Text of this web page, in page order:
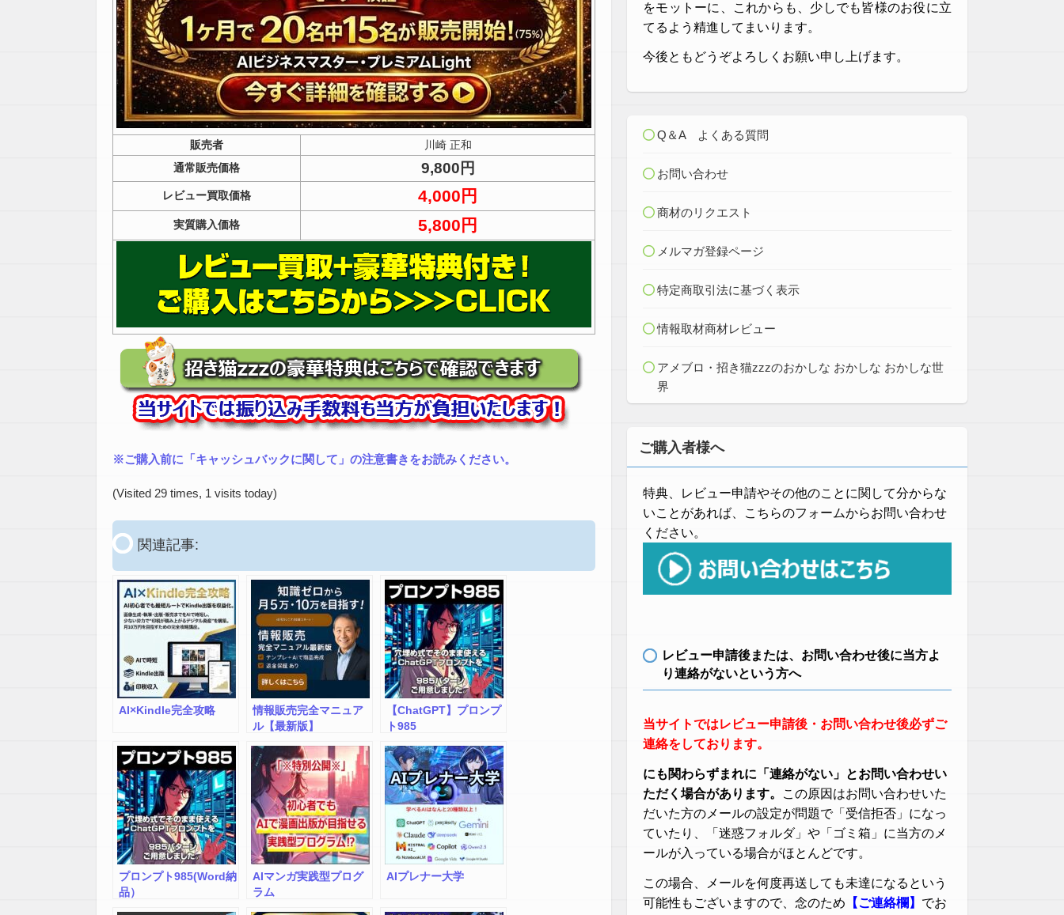
販売者
川崎 正和
通常販売価格
9,800円
レビュー買取価格 4,000円
実質購入価格 5,800円
※ご購入前に「キャッシュバックに関して」の注意書きをお読みください。
(Visited 29 times, 1 visits today)
関連記事:
AI×Kindle完全攻略
情報販売完全マニュア
ル【最新版】
【ChatGPT】プロンプ
ト985
プロンプト985(Word納
品）
AIマンガ実践型プログ
ラム
AIプレナー大学
をモットーに、これからも、少しでも皆様のお役に立
てるよう精進してまいります。
今後ともどうぞよろしくお願い申し上げます。
Q＆A よくある質問
お問い合わせ
商材のリクエスト
メルマガ登録ページ
特定商取引法に基づく表示
情報取材商材レビュー
アメブロ・招き猫zzzのおかしな おかしな おかしな世
界
ご購入者様へ
特典、レビュー申請やその他のことに関して分からな
いことがあれば、こちらのフォームからお問い合わせ
ください。
レビュー申請後または、お問い合わせ後に当方よ
り連絡がないという方へ
当サイトではレビュー申請後・お問い合わせ後必ずご
連絡をしております。
にも関わらずまれに「連絡がない」とお問い合わせい
ただく場合があります。
この原因はお問い合わせいた
だいた方のメールの設定が問題で「受信拒否」になっ
ていたり、「迷惑フォルダ」や「ゴミ箱」に当方のメ
ールが入っている場合がほとんどです。
この場合、メールを何度再送しても未達になるという
可能性もございますので、念のため 【ご連絡欄】 でお